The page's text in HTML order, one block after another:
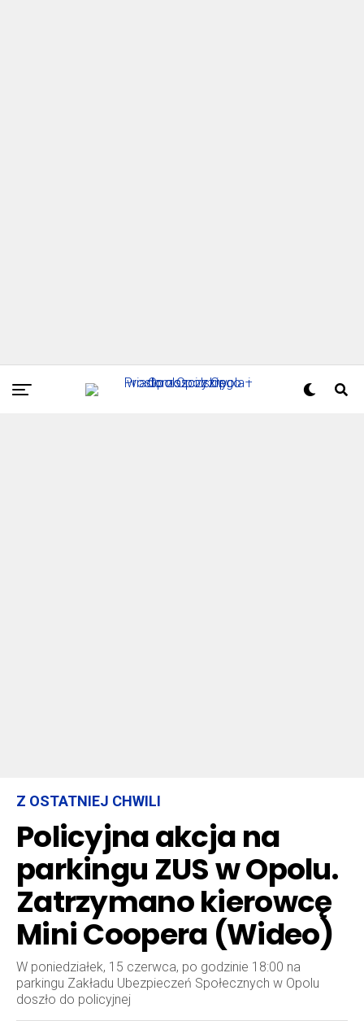
Z OSTATNIEJ CHWILI
Policyjna akcja na
parkingu ZUS w Opolu.
Zatrzymano kierowcę
Mini Coopera (Wideo)
W poniedziałek, 15 czerwca, po godzinie 18:00 na
parkingu Zakładu Ubezpieczeń Społecznych w Opolu
doszło do policyjnej